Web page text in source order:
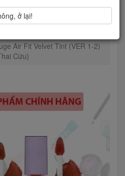
Son & Chăm sóc môi
Air Fit Velvet Tint (VER 1-2)
Cừu)
ở lại!